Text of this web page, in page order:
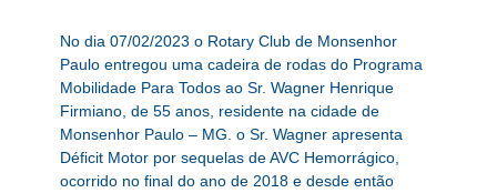
No dia 07/02/2023 o Rotary Club de Monsenhor
Paulo entregou uma cadeira de rodas do Programa
Mobilidade Para Todos ao Sr. Wagner Henrique
Firmiano, de 55 anos, residente na cidade de
Monsenhor Paulo – MG. o Sr. Wagner apresenta
Déficit Motor por sequelas de AVC Hemorrágico,
ocorrido no final do ano de 2018 e desde então